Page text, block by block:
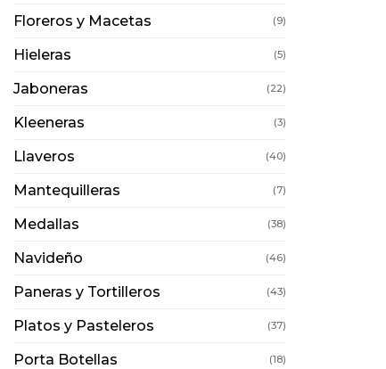
Floreros y Macetas (9)
Hieleras (5)
Jaboneras (22)
Kleeneras (3)
Llaveros (40)
Mantequilleras (7)
Medallas (38)
Navideño (46)
Paneras y Tortilleros (43)
Platos y Pasteleros (37)
Porta Botellas (18)